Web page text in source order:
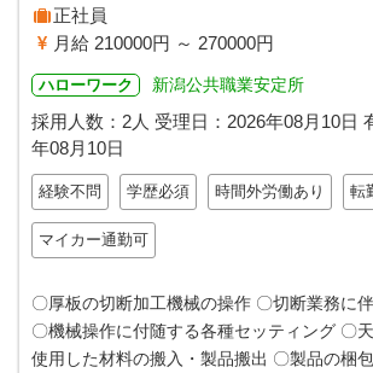
正社員
月給 210000円 ～ 270000円
ハローワーク 新潟公共職業安定所
採用人数：2人 受理日： 2026年08月10日
年08月10日
経験不問 学歴必須 時間外労働あり 転
マイカー通勤可
〇厚板の切断加工機械の操作 〇切断業務に
〇機械操作に付随する各種セッティング 〇
使用した材料の搬入・製品搬出 〇製品の梱